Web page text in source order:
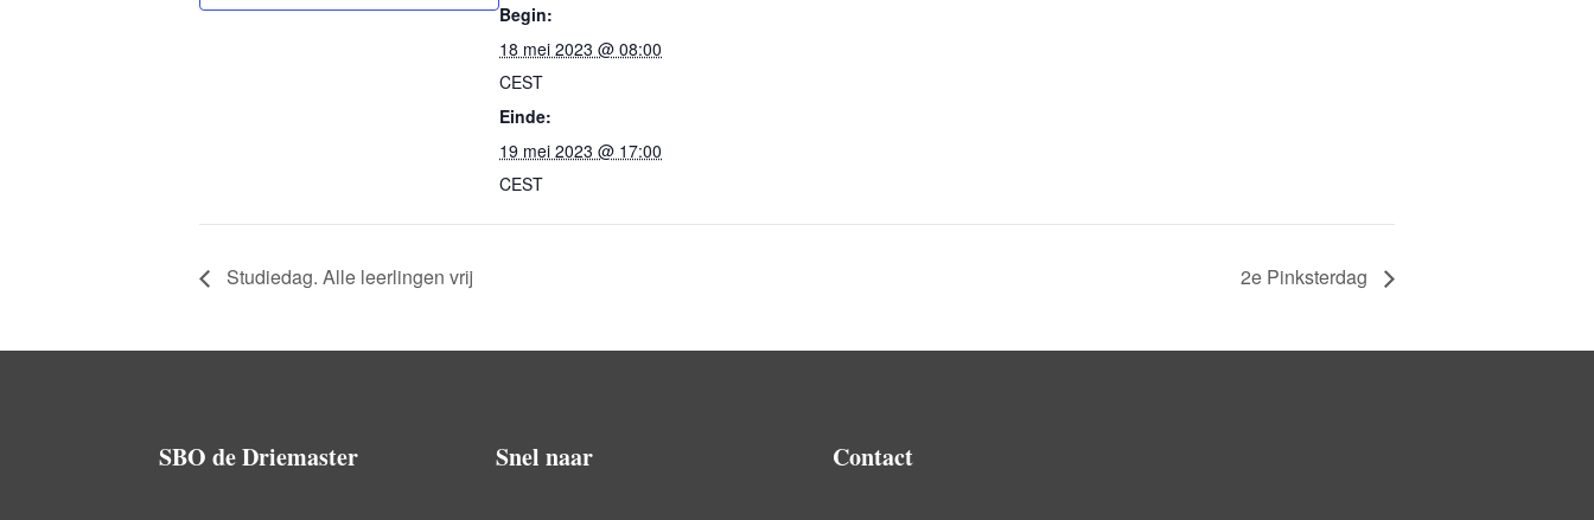
Begin:
18 mei 2023 @ 08:00
CEST
Einde:
19 mei 2023 @ 17:00
CEST
Studiedag. Alle leerlingen vrij 2e Pinksterdag
SBO de Driemaster Snel naar Contact